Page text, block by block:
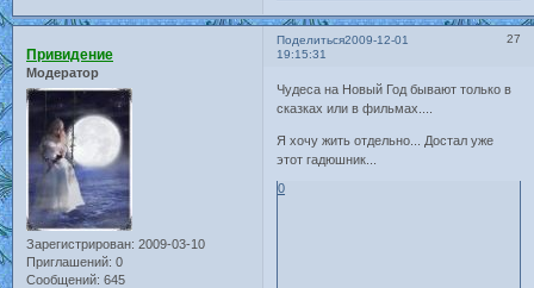
Поделиться 27
2009-12-01
19:15:31
Привидение
Модератор
Зарегистрирован: 2009-03-10
Приглашений: 0
Сообщений: 645
Чудеса на Новый Год бывают только в
сказках или в фильмах....
Я хочу жить отдельно... Достал уже
этот гадюшник...
0